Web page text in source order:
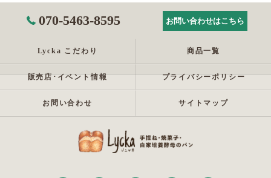
070-5463-8595 お問い合わせはこちら
Lycka こだわり 商品一覧
販売店･イベント情報 プライバシーポリシー
お問い合わせ サイトマップ